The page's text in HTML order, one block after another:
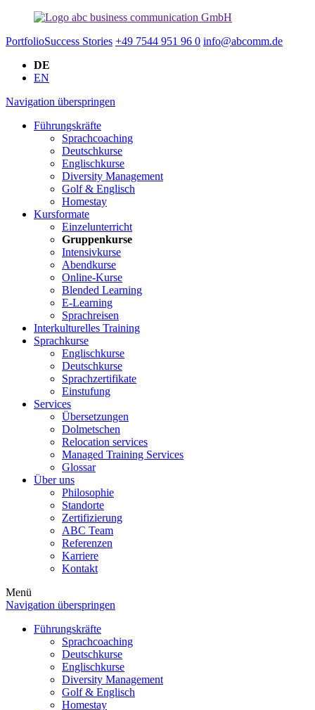
PortfolioSuccess Stories +49 7544 951 96 0 info@abcomm.de
DE
EN
Navigation überspringen
Führungskräfte
Sprachcoaching
Deutschkurse
Englischkurse
Diversity Management
Golf & Englisch
Homestay
Kursformate
Einzelunterricht
Gruppenkurse
Intensivkurse
Abendkurse
Online-Kurse
Blended Learning
E-Learning
Sprachreisen
Interkulturelles Training
Sprachkurse
Englischkurse
Deutschkurse
Sprachzertifikate
Einstufung
Services
Übersetzungen
Dolmetschen
Relocation services
Managed Training Services
Glossar
Über uns
Philosophie
Standorte
Zertifizierung
ABC Team
Referenzen
Karriere
Kontakt
Menü
Navigation überspringen
Führungskräfte
Sprachcoaching
Deutschkurse
Englischkurse
Diversity Management
Golf & Englisch
Homestay